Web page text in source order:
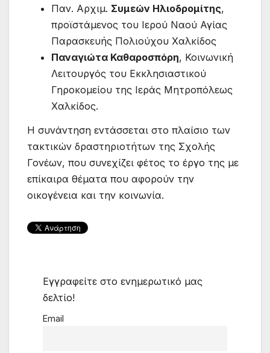
Παν. Αρχιμ. Συμεών Ηλιοδρομίτης,
προϊστάμενος του Ιερού Ναού Αγίας
Παρασκευής Πολιούχου Χαλκίδος
Παναγιώτα Καθαροσπόρη, Κοινωνική
Λειτουργός του Εκκλησιαστικού
Γηροκομείου της Ιεράς Μητροπόλεως
Χαλκίδος.
Η συνάντηση εντάσσεται στο πλαίσιο των
τακτικών δραστηριοτήτων της Σχολής
Γονέων, που συνεχίζει φέτος το έργο της με
επίκαιρα θέματα που αφορούν την
οικογένεια και την κοινωνία.
Εγγραφείτε στο ενημερωτικό μας
δελτίο!
Email